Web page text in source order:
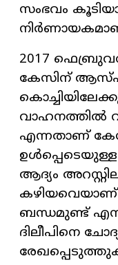
സംഭവം
2017
കേസിന്
വാഹനത്തില്‍
എന്നതാണ്
ആദ്യം
കഴിയവെയാണ്
ബന്ധമുണ്ട്
ദിലീപിനെ